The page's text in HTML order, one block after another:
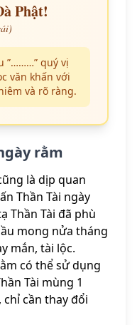
Phật!
”………” quý vị
văn khấn với
và rõ ràng.
rằm
là dịp quan
Thần Tài ngày
Thần Tài đã phù
mong nửa tháng
mắn, tài lộc.
có thể sử dụng
Tài mùng 1
cần thay đổi